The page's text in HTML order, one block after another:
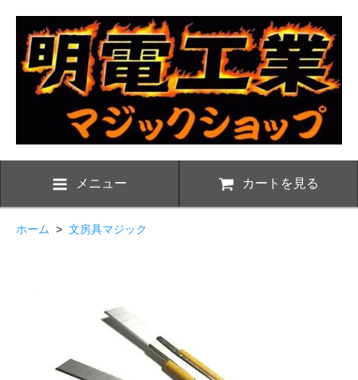
メニュー カートを見る
ホーム > 文房具マジック